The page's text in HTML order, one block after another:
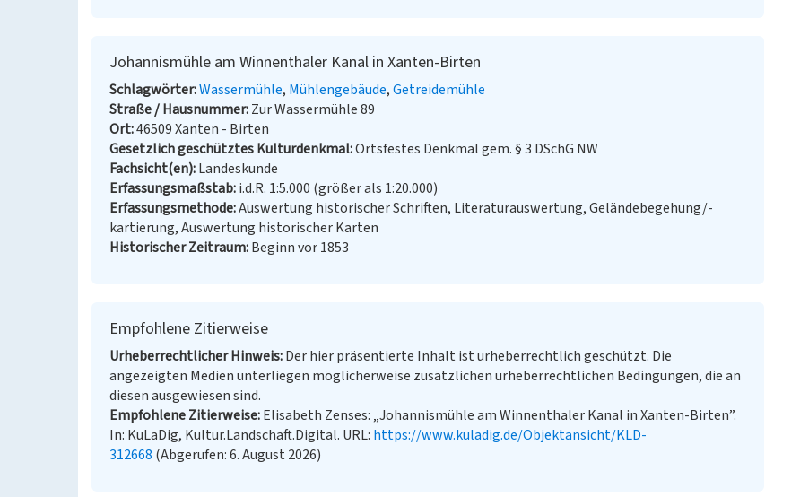
Johannismühle am Winnenthaler Kanal in Xanten-Birten
Schlagwörter Wassermühle Mühlengebäude Getreidemühle
Straße / Hausnummer Zur Wassermühle 89
Ort 46509 Xanten - Birten
Gesetzlich geschütztes Kulturdenkmal Ortsfestes Denkmal gem. § 3 DSchG NW
Fachsicht(en) Landeskunde
Erfassungsmaßstab i.d.R. 1:5.000 (größer als 1:20.000)
Erfassungsmethode Auswertung historischer Schriften, Literaturauswertung, Geländebegehung/-
kartierung, Auswertung historischer Karten
Historischer Zeitraum Beginn vor 1853
Empfohlene Zitierweise
Urheberrechtlicher Hinweis Der hier präsentierte Inhalt ist urheberrechtlich geschützt. Die
angezeigten Medien unterliegen möglicherweise zusätzlichen urheberrechtlichen Bedingungen, die an
diesen ausgewiesen sind.
Empfohlene Zitierweise Elisabeth Zenses: „Johannismühle am Winnenthaler Kanal in Xanten-Birten”.
In: KuLaDig, Kultur.Landschaft.Digital. URL: https://www.kuladig.de/Objektansicht/KLD-
312668 (Abgerufen: 6. August 2026)